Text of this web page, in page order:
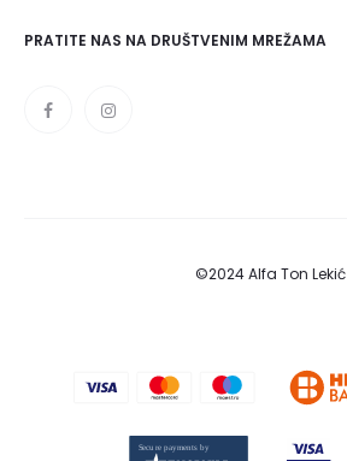
PRATITE NAS NA DRUŠTVENIM MREŽAMA
©2024 Alfa Ton Lekić